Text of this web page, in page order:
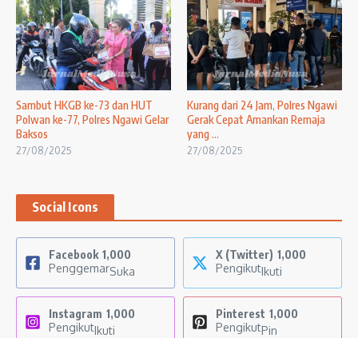
Sambut HKGB ke-73 dan HUT
Polwan ke-77, Polres Ngawi Gelar
Baksos
27/08/2025
Kurang dari 24 Jam, Polres Ngawi
Gerak Cepat Amankan Remaja
yang ...
27/08/2025
Social Icons
Facebook 1,000
PenggemarSuka
X (Twitter) 1,000
PengikutIkuti
Instagram 1,000
PengikutIkuti
Pinterest 1,000
PengikutPin